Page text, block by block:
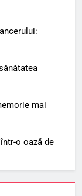
mai
o oază de